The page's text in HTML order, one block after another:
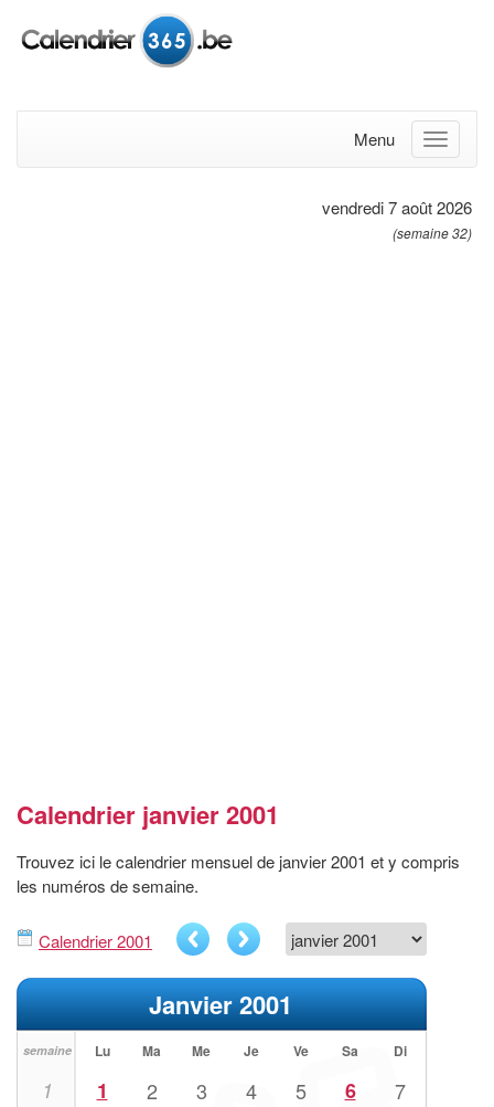
Menu
vendredi 7 août 2026
(semaine 32)
Calendrier janvier 2001
Trouvez ici le calendrier mensuel de janvier 2001 et y compris
les numéros de semaine.
Calendrier 2001
Janvier 2001
semaine Lu Ma Me Je Ve Sa Di
1 1 2 3 4 5 6 7